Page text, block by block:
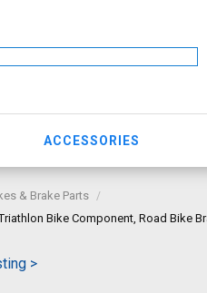
ACCESSORIES
& Brake Parts
Bike Component, Road Bike
>